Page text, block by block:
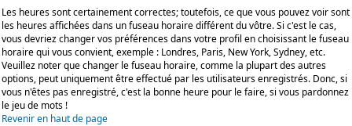
Les heures sont certainement correctes; toutefois, ce que vous pouvez voir sont
les heures affichées dans un fuseau horaire différent du vôtre. Si c'est le cas,
vous devriez changer vos préférences dans votre profil en choisissant le fuseau
horaire qui vous convient, exemple : Londres, Paris, New York, Sydney, etc.
Veuillez noter que changer le fuseau horaire, comme la plupart des autres
options, peut uniquement être effectué par les utilisateurs enregistrés. Donc, si
vous n'êtes pas enregistré, c'est la bonne heure pour le faire, si vous pardonnez
le jeu de mots !
Revenir en haut de page